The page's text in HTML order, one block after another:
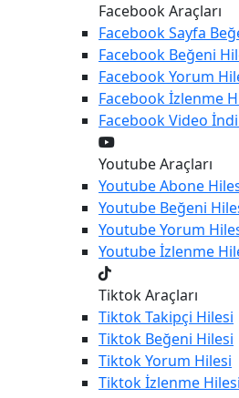
Facebook Araçları
FacebookSayfa
Facebook Beğeni
FacebookYorum
Facebookİzlenme
FacebookVideo
Youtube Araçları
YoutubeAbone
Youtube Beğeni
YoutubeYorum
Youtubeİzlenme
Tiktok Araçları
TiktokTakipçi Hilesi
Tiktok Beğeni Hilesi
TiktokYorum Hilesi
Tiktokİzlenme Hilesi